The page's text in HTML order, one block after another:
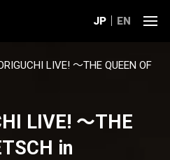
JP EN
LIVE! 〜THE QUEEN OF
LIVE! 〜THE
in